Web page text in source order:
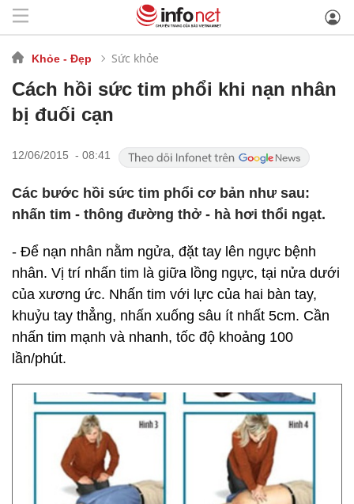
Khỏe - Đẹp Sức khỏe
Cách hồi sức tim phổi khi nạn nhân
bị đuối cạn
12/06/2015 - 08:41
Các bước hồi sức tim phổi cơ bản như sau:
nhấn tim - thông đường thở - hà hơi thổi ngạt.
- Để nạn nhân nằm ngửa, đặt tay lên ngực bệnh
nhân. Vị trí nhấn tim là giữa lồng ngực, tại nửa dưới
của xương ức. Nhấn tim với lực của hai bàn tay,
khuỷu tay thẳng, nhấn xuống sâu ít nhất 5cm. Cần
nhấn tim mạnh và nhanh, tốc độ khoảng 100
lần/phút.